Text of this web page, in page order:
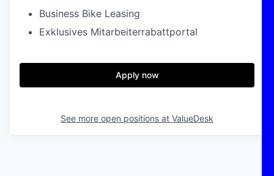
Business Bike Leasing
Exklusives Mitarbeiterrabattportal
Apply now
See more open positions at ValueDesk